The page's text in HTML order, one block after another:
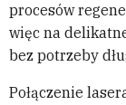
procesów
więc na
bez potrzeby
Połączenie